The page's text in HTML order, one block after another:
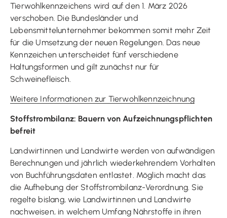
Tierwohlkennzeichens wird auf den 1. März 2026
verschoben. Die Bundesländer und
Lebensmittelunternehmer bekommen somit mehr Zeit
für die Umsetzung der neuen Regelungen. Das neue
Kennzeichen unterscheidet fünf verschiedene
Haltungsformen und gilt zunächst nur für
Schweinefleisch.
Weitere Informationen zur Tierwohlkennzeichnung
Stoffstrombilanz: Bauern von Aufzeichnungspflichten
befreit
Landwirtinnen und Landwirte werden von aufwändigen
Berechnungen und jährlich wiederkehrendem Vorhalten
von Buchführungsdaten entlastet. Möglich macht das
die Aufhebung der Stoffstrombilanz-Verordnung. Sie
regelte bislang, wie Landwirtinnen und Landwirte
nachweisen, in welchem Umfang Nährstoffe in ihren